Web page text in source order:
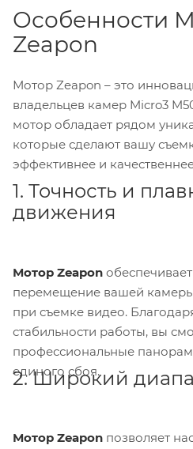
Особенности
Zeapon
Мотор Zeapon – это
владельцев камер Micro3
мотор обладает рядом
которые сделают вашу
эффективнее и
1. Точность и
движения
Мотор Zeapon
перемещение вашей
при съемке видео.
стабильности работы, вы
профессиональные
единого сбоя.
2. Широкий
Мотор Zeapon позволяет